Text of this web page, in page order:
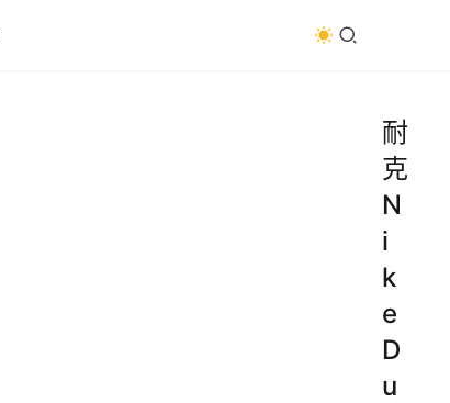
耐
克
N
i
k
e
D
u